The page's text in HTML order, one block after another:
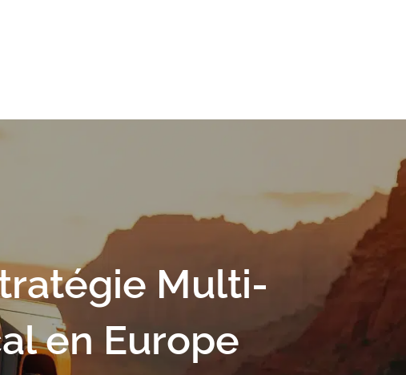
Multi-
en Europe